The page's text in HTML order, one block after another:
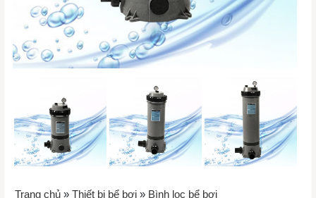
Trang chủ » Thiết bị bể bơi » Bình lọc bể bơi